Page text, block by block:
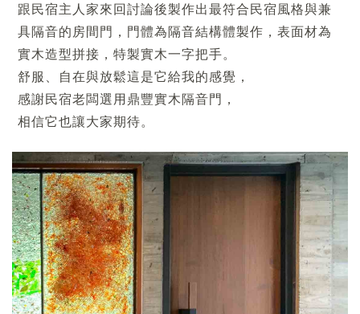
跟民宿主人家來回討論後製作出最符合民宿風格與兼
具隔音的房間門，門體為隔音結構體製作，表面材為
實木造型拼接，特製實木一字把手。
舒服、自在與放鬆這是它給我的感覺，
感謝民宿老闆選用鼎豐實木隔音門，
相信它也讓大家期待。